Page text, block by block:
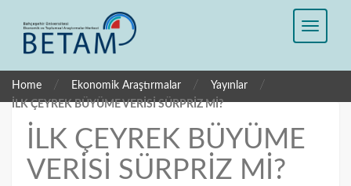
Home / Ekonomik Araştırmalar / Yayınlar /
İLK ÇEYREK BÜYÜME VERİSİ SÜRPRİZ Mİ?
İLK ÇEYREK BÜYÜME
VERİSİ SÜRPRİZ Mİ?